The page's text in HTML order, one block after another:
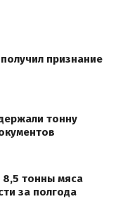
признание
тонну
8,5 тонны мяса
за полгода